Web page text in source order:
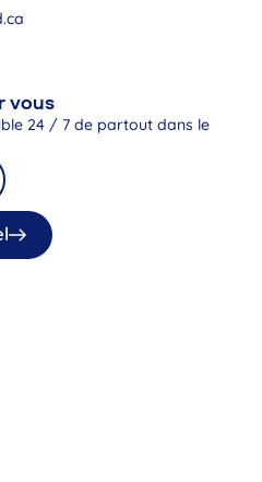
vous
24 / 7 de partout dans le